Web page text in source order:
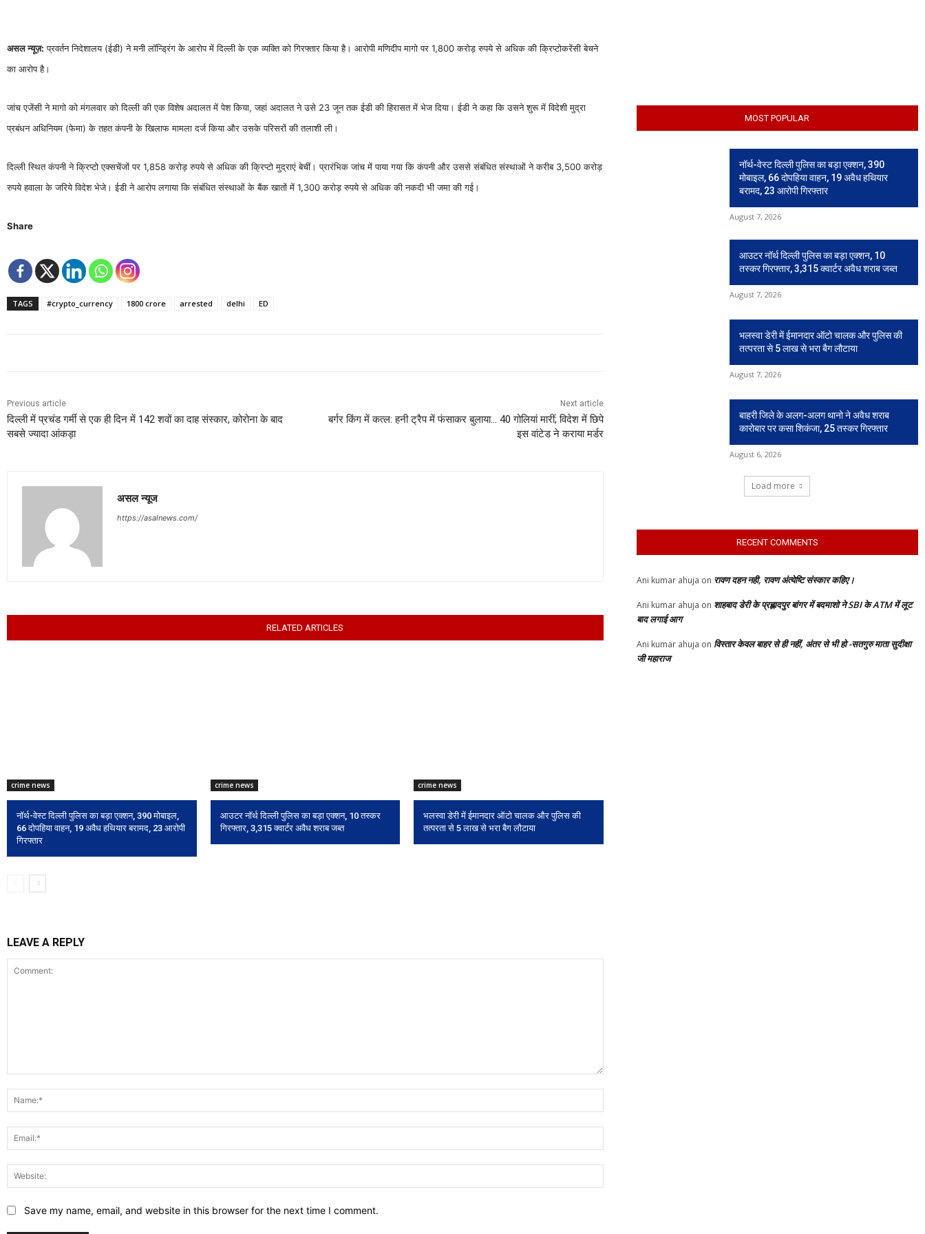
असल न्यूज़: प्रवर्तन निदेशालय (ईडी) ने मनी लॉन्ड्रिंग के आरोप में दिल्ली के एक व्यक्ति को गिरफ्तार किया है। आरोपी मणिदीप मागो पर 1,800 करोड़ रुपये से अधिक की क्रिप्टोकरेंसी बेचने
का आरोप है।
जांच एजेंसी ने मागो को मंगलवार को दिल्ली की एक विशेष अदालत में पेश किया, जहां अदालत ने उसे 23 जून तक ईडी की हिरासत में भेज दिया। ईडी ने कहा कि उसने शुरू में विदेशी मुद्रा
प्रबंधन अधिनियम (फेमा) के तहत कंपनी के खिलाफ मामला दर्ज किया और उसके परिसरों की तलाशी ली।
दिल्ली स्थित कंपनी ने क्रिप्टो एक्सचेंजों पर 1,858 करोड़ रुपये से अधिक की क्रिप्टो मुद्राएं बेचीं। प्रारंभिक जांच में पाया गया कि कंपनी और उससे संबंधित संस्थाओं ने करीब 3,500 करोड़
रुपये हवाला के जरिये विदेश भेजे। ईडी ने आरोप लगाया कि संबंधित संस्थाओं के बैंक खातों में 1,300 करोड़ रुपये से अधिक की नकदी भी जमा की गई।
Share
TAGS #crypto_currency 1800 crore arrested delhi ED
Previous article
दिल्ली में प्रचंड गर्मी से एक ही दिन में 142 शवों का दाह संस्कार, कोरोना के बाद
सबसे ज्यादा आंकड़ा
Next article
बर्गर किंग में कत्ल: हनी ट्रैप में फंसाकर बुलाया… 40 गोलियां मारीं; विदेश में छिपे
इस वांटेड ने कराया मर्डर
असल न्यूज
https://asalnews.com/
RELATED ARTICLES
crime news
नॉर्थ-वेस्ट दिल्ली पुलिस का बड़ा एक्शन, 390 मोबाइल,
66 दोपहिया वाहन, 19 अवैध हथियार बरामद, 23 आरोपी
गिरफ्तार
crime news
आउटर नॉर्थ दिल्ली पुलिस का बड़ा एक्शन, 10 तस्कर
गिरफ्तार, 3,315 क्वार्टर अवैध शराब जब्त
crime news
भलस्वा डेरी में ईमानदार ऑटो चालक और पुलिस की
तत्परता से 5 लाख से भरा बैग लौटाया
LEAVE A REPLY
Save my name, email, and website in this browser for the next time I comment.
MOST POPULAR
नॉर्थ-वेस्ट दिल्ली पुलिस का बड़ा एक्शन, 390
मोबाइल, 66 दोपहिया वाहन, 19 अवैध हथियार
बरामद, 23 आरोपी गिरफ्तार
August 7, 2026
आउटर नॉर्थ दिल्ली पुलिस का बड़ा एक्शन, 10
तस्कर गिरफ्तार, 3,315 क्वार्टर अवैध शराब जब्त
August 7, 2026
भलस्वा डेरी में ईमानदार ऑटो चालक और पुलिस की
तत्परता से 5 लाख से भरा बैग लौटाया
August 7, 2026
बाहरी जिले के अलग-अलग थानो ने अवैध शराब
कारोबार पर कसा शिकंजा, 25 तस्कर गिरफ्तार
August 6, 2026
Load more
RECENT COMMENTS
Ani kumar ahuja on रावण दहन नही, रावण अंत्येष्टि संस्कार कहिए।
Ani kumar ahuja on शाहबाद डेरी के प्रह्लादपुर बांगर में बदमाशो ने SBI के ATM में लूट
बाद लगाई आग
Ani kumar ahuja on विस्तार केवल बाहर से ही नहीं, अंतर से भी हो -सतगुरु माता सुदीक्षा
जी महाराज